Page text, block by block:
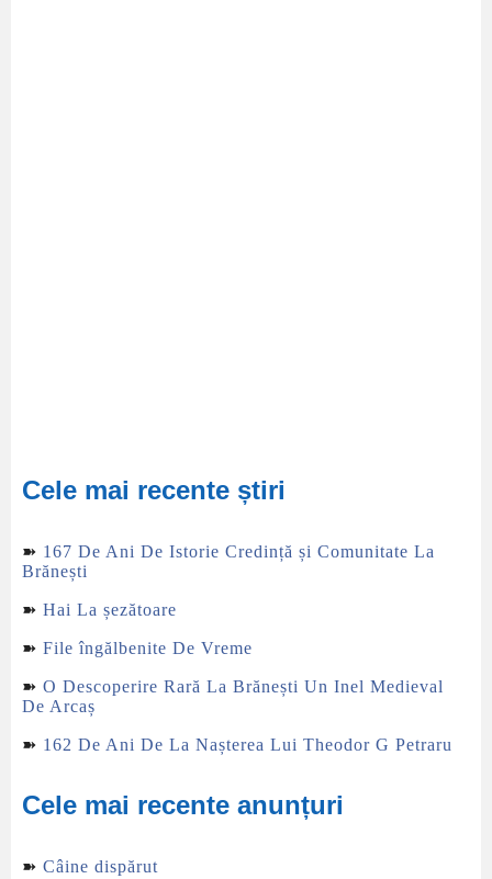
Cele mai recente știri
➽ 167 De Ani De Istorie Credință și Comunitate La
Brănești
➽ Hai La șezătoare
➽ File îngălbenite De Vreme
➽ O Descoperire Rară La Brănești Un Inel Medieval
De Arcaș
➽ 162 De Ani De La Nașterea Lui Theodor G Petraru
Cele mai recente anunțuri
➽ Câine dispărut